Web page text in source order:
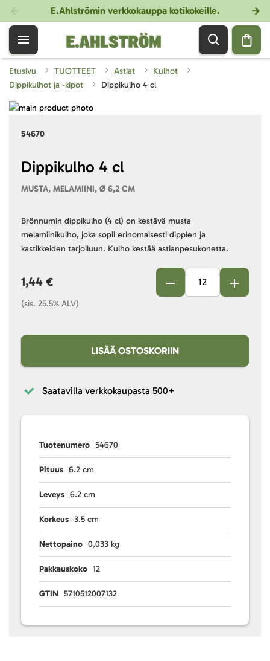
E.Ahlströmin verkkokauppa kotikokeille.
Etusivu TUOTTEET Astiat
Kulhot
Dippikulhot ja -kipot
Dippikulho 4 cl
54670
Dippikulho 4 cl
MUSTA, MELAMIINI, Ø 6,2 CM
Brönnumin dippikulho (4 cl) on kestävä musta
melamiinikulho, joka sopii erinomaisesti dippien ja
kastikkeiden tarjoiluun. Kulho kestää astianpesukonetta.
1,44 €
(sis. 25.5% ALV)
LISÄÄ OSTOSKORIIN
Saatavilla verkkokaupasta 500+
Tuotenumero 54670
Pituus 6.2 cm
Leveys 6.2 cm
Korkeus 3.5 cm
Nettopaino 0,033 kg
Pakkauskoko 12
GTIN 5710512007132
Skip
images
beginning
gallery